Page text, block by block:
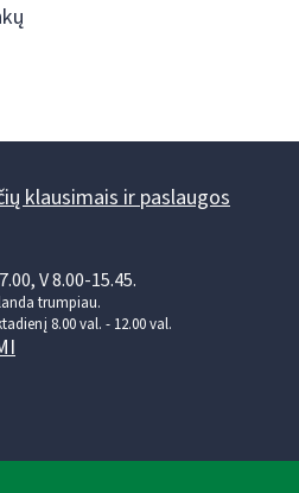
klausimais ir paslaugos
V 8.00-15.45.
trumpiau.
8.00 val. - 12.00 val.